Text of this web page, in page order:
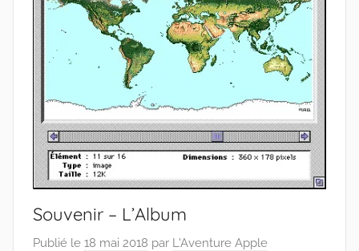
Souvenir – L’Album
Publié le 18 mai 2018 par L'Aventure Apple